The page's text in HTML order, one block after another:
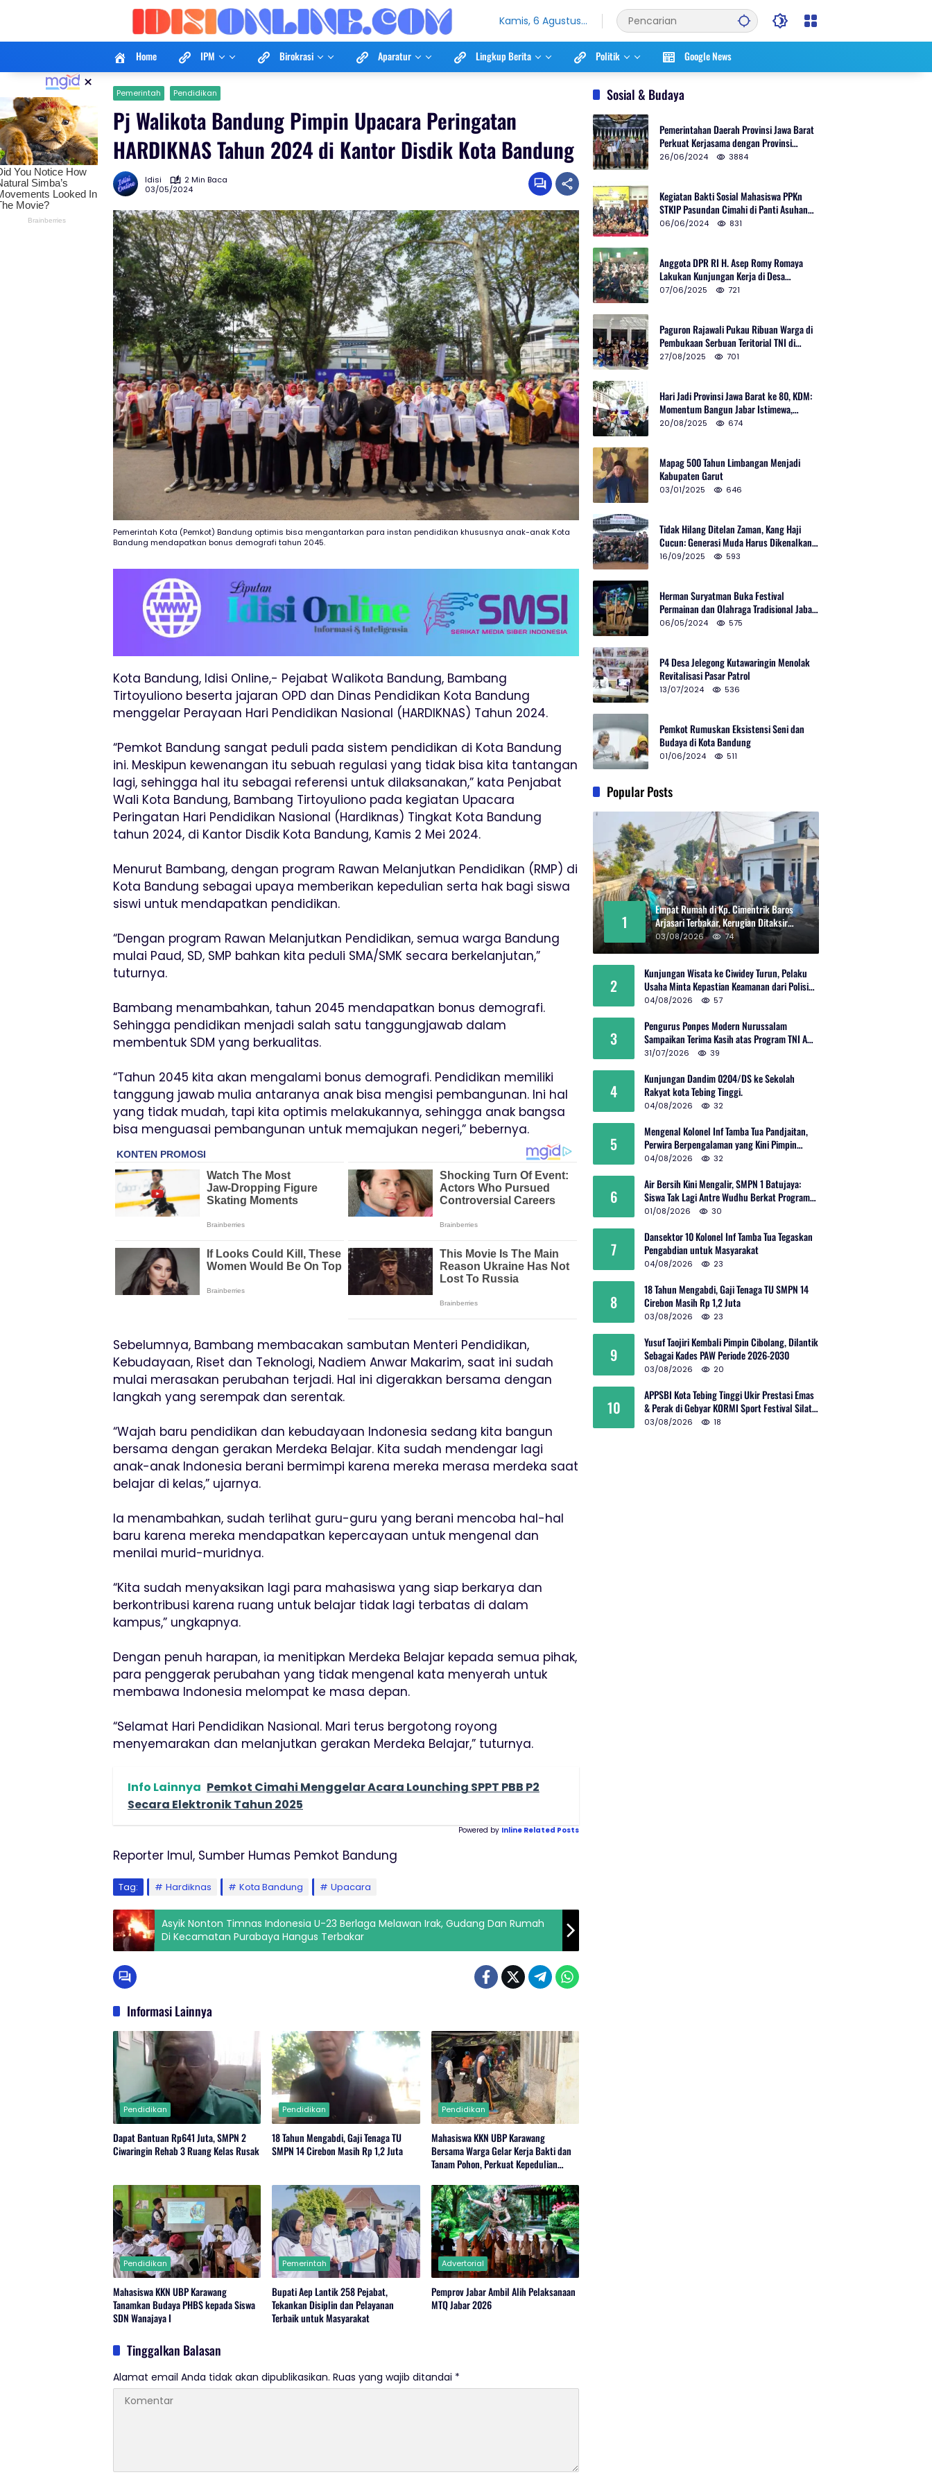
Kamis, 6 Agustus
Home IPM Birokrasi Aparatur Lingkup Berita Politik Google News
× Pemerintah Pendidikan
Pj Walikota Bandung Pimpin Upacara Peringatan
HARDIKNAS Tahun 2024 di Kantor Disdik Kota Bandung
Idisi
2 Min Baca
03/05/2024
Pemerintah Kota (Pemkot) Bandung optimis bisa mengantarkan para instan pendidikan khususnya anak-anak Kota
Bandung mendapatkan bonus demografi tahun 2045.
Kota Bandung, Idisi Online,- Pejabat Walikota Bandung, Bambang
Tirtoyuliono beserta jajaran OPD dan Dinas Pendidikan Kota Bandung
menggelar Perayaan Hari Pendidikan Nasional (HARDIKNAS) Tahun 2024.
“Pemkot Bandung sangat peduli pada sistem pendidikan di Kota Bandung
ini. Meskipun kewenangan itu sebuah regulasi yang tidak bisa kita tantangan
lagi, sehingga hal itu sebagai referensi untuk dilaksanakan,” kata Penjabat
Wali Kota Bandung, Bambang Tirtoyuliono pada kegiatan Upacara
Peringatan Hari Pendidikan Nasional (Hardiknas) Tingkat Kota Bandung
tahun 2024, di Kantor Disdik Kota Bandung, Kamis 2 Mei 2024.
Menurut Bambang, dengan program Rawan Melanjutkan Pendidikan (RMP) di
Kota Bandung sebagai upaya memberikan kepedulian serta hak bagi siswa
siswi untuk mendapatkan pendidikan.
“Dengan program Rawan Melanjutkan Pendidikan, semua warga Bandung
mulai Paud, SD, SMP bahkan kita peduli SMA/SMK secara berkelanjutan,”
tuturnya.
Bambang menambahkan, tahun 2045 mendapatkan bonus demografi.
Sehingga pendidikan menjadi salah satu tanggungjawab dalam
membentuk SDM yang berkualitas.
“Tahun 2045 kita akan mengalami bonus demografi. Pendidikan memiliki
tanggung jawab mulia antaranya anak bisa mengisi pembangunan. Ini hal
yang tidak mudah, tapi kita optimis melakukannya, sehingga anak bangsa
bisa menguasai pembangunan untuk memajukan negeri,” bebernya.
Sebelumnya, Bambang membacakan sambutan Menteri Pendidikan,
Kebudayaan, Riset dan Teknologi, Nadiem Anwar Makarim, saat ini sudah
mulai merasakan perubahan terjadi. Hal ini digerakkan bersama dengan
langkah yang serempak dan serentak.
“Wajah baru pendidikan dan kebudayaan Indonesia sedang kita bangun
bersama dengan gerakan Merdeka Belajar. Kita sudah mendengar lagi
anak-anak Indonesia berani bermimpi karena mereka merasa merdeka saat
belajar di kelas,” ujarnya.
Ia menambahkan, sudah terlihat guru-guru yang berani mencoba hal-hal
baru karena mereka mendapatkan kepercayaan untuk mengenal dan
menilai murid-muridnya.
“Kita sudah menyaksikan lagi para mahasiswa yang siap berkarya dan
berkontribusi karena ruang untuk belajar tidak lagi terbatas di dalam
kampus,” ungkapnya.
Dengan penuh harapan, ia menitipkan Merdeka Belajar kepada semua pihak,
para penggerak perubahan yang tidak mengenal kata menyerah untuk
membawa Indonesia melompat ke masa depan.
“Selamat Hari Pendidikan Nasional. Mari terus bergotong royong
menyemarakan dan melanjutkan gerakan Merdeka Belajar,” tuturnya.
Info Lainnya Pemkot Cimahi Menggelar Acara Lounching SPPT PBB P2
Secara Elektronik Tahun 2025
Powered by Inline Related Posts
Reporter Imul, Sumber Humas Pemkot Bandung
Tag: Hardiknas Kota Bandung Upacara
Asyik Nonton Timnas Indonesia U-23 Berlaga Melawan Irak, Gudang Dan Rumah
Di Kecamatan Purabaya Hangus Terbakar
Informasi Lainnya
Pendidikan
Dapat Bantuan Rp641 Juta, SMPN 2
Ciwaringin Rehab 3 Ruang Kelas Rusak
Pendidikan
18 Tahun Mengabdi, Gaji Tenaga TU
SMPN 14 Cirebon Masih Rp 1,2 Juta
Pendidikan
Mahasiswa KKN UBP Karawang
Bersama Warga Gelar Kerja Bakti dan
Tanam Pohon, Perkuat Kepedulian
Pendidikan
Mahasiswa KKN UBP Karawang
Tanamkan Budaya PHBS kepada Siswa
SDN Wanajaya I
Pemerintah
Bupati Aep Lantik 258 Pejabat,
Tekankan Disiplin dan Pelayanan
Terbaik untuk Masyarakat
Advertorial
Pemprov Jabar Ambil Alih Pelaksanaan
MTQ Jabar 2026
Tinggalkan Balasan
Alamat email Anda tidak akan dipublikasikan. Ruas yang wajib ditandai *
Sosial & Budaya
Pemerintahan Daerah Provinsi Jawa Barat
Perkuat Kerjasama dengan Provinsi
Chungcheongnam Do Korea Selatan
26/06/2024 3884
Kegiatan Bakti Sosial Mahasiswa PPKn
STKIP Pasundan Cimahi di Panti Asuhan
Ulul Azmi Kota Cimahi
06/06/2024 831
Anggota DPR RI H. Asep Romy Romaya
Lakukan Kunjungan Kerja di Desa
Patrolsari
07/06/2025 721
Paguron Rajawali Pukau Ribuan Warga di
Pembukaan Serbuan Teritorial TNI di
Cibatu
27/08/2025 701
Hari Jadi Provinsi Jawa Barat ke 80, KDM:
Momentum Bangun Jabar Istimewa,
Lembur di Urus Kota Ditata
20/08/2025 674
Mapag 500 Tahun Limbangan Menjadi
Kabupaten Garut
03/01/2025 646
Tidak Hilang Ditelan Zaman, Kang Haji
Cucun: Generasi Muda Harus Dikenalkan
Pencak Silat
16/09/2025 593
Herman Suryatman Buka Festival
Permainan dan Olahraga Tradisional Jabar
2024 di Gedung Teater Tertutup
06/05/2024 575
P4 Desa Jelegong Kutawaringin Menolak
Revitalisasi Pasar Patrol
13/07/2024 536
Pemkot Rumuskan Eksistensi Seni dan
Budaya di Kota Bandung
01/06/2024 511
Popular Posts
1
Empat Rumah di Kp. Cimentrik Baros
Arjasari Terbakar, Kerugian Ditaksir
Rp600 Juta
03/08/2026 74
2
Kunjungan Wisata ke Ciwidey Turun, Pelaku
Usaha Minta Kepastian Keamanan dari Polisi
dan Pemprov Jabar
04/08/2026 57
3
Pengurus Ponpes Modern Nurussalam
Sampaikan Terima Kasih atas Program TNI AD
Manunggal Air
31/07/2026 39
4
Kunjungan Dandim 0204/DS ke Sekolah
Rakyat kota Tebing Tinggi.
04/08/2026 32
5
Mengenal Kolonel Inf Tamba Tua Pandjaitan,
Perwira Berpengalaman yang Kini Pimpin
Sektor 10 Citarum Harum
04/08/2026 32
6
Air Bersih Kini Mengalir, SMPN 1 Batujaya:
Siswa Tak Lagi Antre Wudhu Berkat Program
TNI AD
01/08/2026 30
7
Dansektor 10 Kolonel Inf Tamba Tua Tegaskan
Pengabdian untuk Masyarakat
04/08/2026 23
8
18 Tahun Mengabdi, Gaji Tenaga TU SMPN 14
Cirebon Masih Rp 1,2 Juta
03/08/2026 23
9
Yusuf Taojiri Kembali Pimpin Cibolang, Dilantik
Sebagai Kades PAW Periode 2026-2030
03/08/2026 20
10
APPSBI Kota Tebing Tinggi Ukir Prestasi Emas
& Perak di Gebyar KORMI Sport Festival Silat
Budaya Sumut
03/08/2026 18